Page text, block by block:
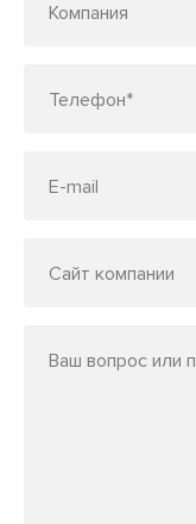
Компания
Телефон*
E-mail
Сайт компании
Ваш вопрос или